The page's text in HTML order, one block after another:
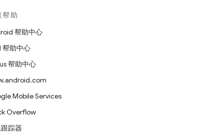
帮助
帮助中心
帮助中心
帮助中心
Mobile Services
Overflow
踪器